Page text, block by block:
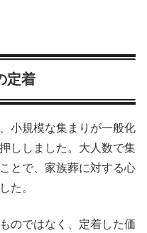
定着
小規模な集まりが一般化
ししました。大人数で集
とで、家族葬に対する心
た。
のではなく、定着した価